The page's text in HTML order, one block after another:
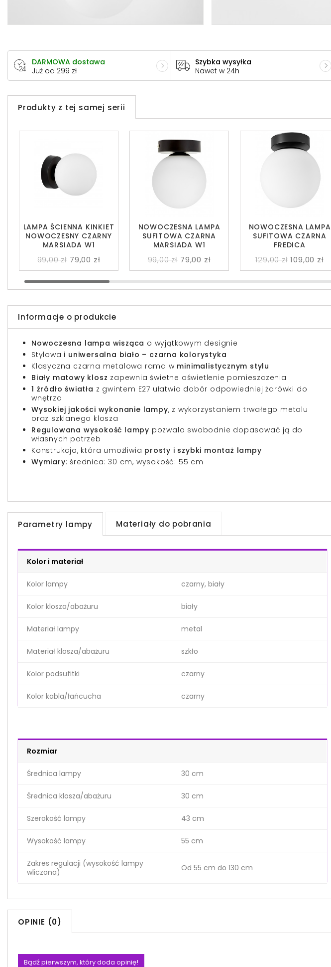
DARMOWA dostawa
Już od 299 zł
Szybka wysyłka
Nawet w 24h
Produkty z tej samej serii
LAMPA ŚCIENNA KINKIET
NOWOCZESNY CZARNY
MARSIADA W1
99,00 zł 79,00 zł
NOWOCZESNA LAMPA
SUFITOWA CZARNA
MARSIADA W1
99,00 zł 79,00 zł
NOWOCZESNA LAMPA
SUFITOWA CZARNA
FREDICA
129,00 zł 109,00 zł
Informacje o produkcie
Nowoczesna lampa wisząca o wyjątkowym designie
Stylowa i uniwersalna biało – czarna kolorystyka
Klasyczna czarna metalowa rama w minimalistycznym stylu
Biały matowy klosz zapewnia świetne oświetlenie pomieszczenia
1 źródło światła z gwintem E27 ułatwia dobór odpowiedniej żarówki do
wnętrza
Wysokiej jakości wykonanie lampy, z wykorzystaniem trwałego metalu
oraz szklanego klosza
Regulowana wysokość lampy pozwala swobodnie dopasować ją do
własnych potrzeb
Konstrukcja, która umożliwia prosty i szybki montaż lampy
Wymiary: średnica: 30 cm, wysokość: 55 cm
Parametry lampy Materiały do pobrania
Kolor i materiał
Kolor lampy czarny, biały
Kolor klosza/abażuru biały
Materiał lampy metal
Materiał klosza/abażuru szkło
Kolor podsufitki czarny
Kolor kabla/łańcucha czarny
Rozmiar
Średnica lampy 30 cm
Średnica klosza/abażuru 30 cm
Szerokość lampy 43 cm
Wysokość lampy 55 cm
Zakres regulacji (wysokość lampy
wliczona)
Od 55 cm do 130 cm
OPINIE (0)
Bądź pierwszym, który doda opinię!